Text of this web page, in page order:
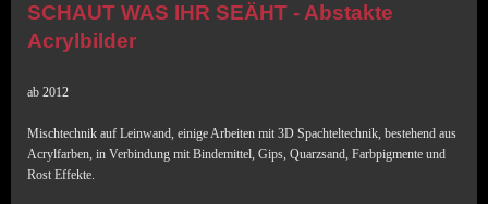
SCHAUT WAS IHR SEÄHT - Abstakte
Acrylbilder
ab 2012
Mischtechnik auf Leinwand, einige Arbeiten mit 3D Spachteltechnik, bestehend aus
Acrylfarben, in Verbindung mit Bindemittel, Gips, Quarzsand, Farbpigmente und
Rost Effekte.